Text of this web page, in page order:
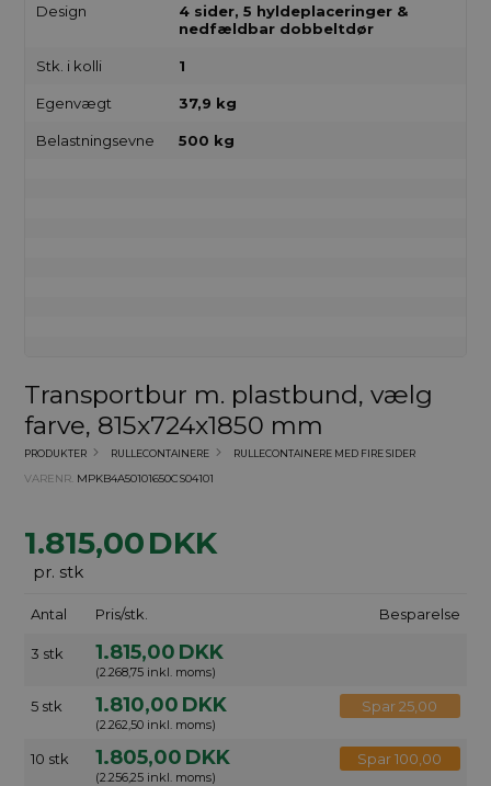
Design
4 sider, 5 hyldeplaceringer &
nedfældbar dobbeltdør
Stk. i kolli 1
Egenvægt 37,9 kg
Belastningsevne 500 kg
Transportbur m. plastbund, vælg
farve, 815x724x1850 mm
PRODUKTER RULLECONTAINERE RULLECONTAINERE MED FIRE SIDER
VARENR. MPKB4A50101650CS04101
1.815,00DKK
pr. stk
Antal Pris/stk. Besparelse
3 stk 1.815,00 DKK
(2.268,75 inkl. moms)
5 stk 1.810,00 DKK
(2.262,50 inkl. moms)
Spar 25,00
10 stk 1.805,00 DKK
(2.256,25 inkl. moms)
Spar 100,00